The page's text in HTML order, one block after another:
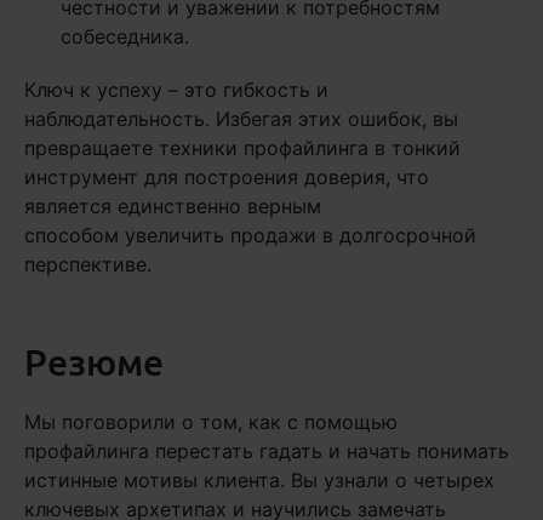
честности и уважении к потребностям
собеседника.
Ключ к успеху – это гибкость и
наблюдательность. Избегая этих ошибок, вы
превращаете техники профайлинга в тонкий
инструмент для построения доверия, что
является единственно верным
способом увеличить продажи в долгосрочной
перспективе.
Резюме
Мы поговорили о том, как с помощью
профайлинга перестать гадать и начать понимать
истинные мотивы клиента. Вы узнали о четырех
ключевых архетипах и научились замечать